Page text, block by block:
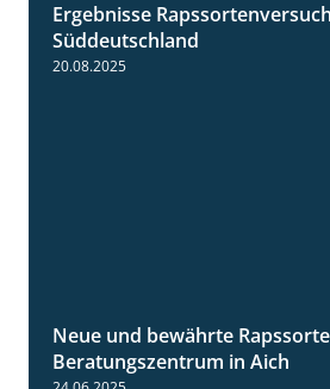
Ergebnisse
Süddeutschland
20.08.2025
Neue und bewährte
Beratungszentrum in Aich